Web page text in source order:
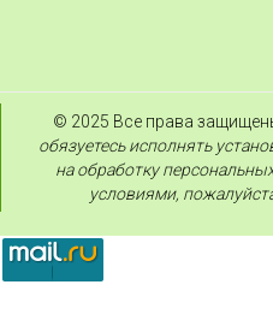
© 2025 Все права
обязуетесь исполнять
на обработку
условиями,